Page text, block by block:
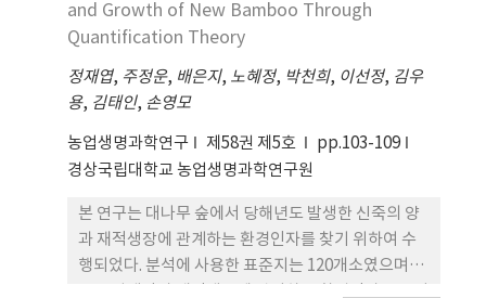
생장량을 산정하는데 활용하였다. 10년생일 때 재적
생장량은 소나무림 13.288 m3 ha-1, 상수리나무림
7.977 m3 ha-1로 나타났다. 도출된 재적생장량은 연
평균생장량(MAI)과 정기평균생장량(PAI)으로 재산
정하였는데, PAI는 탄소흡수량 산정에 활용된다. 재
적생장곡선에 따르면 소나무림은 8년생일 때 변곡점
(PAI 최고지점, 3.037 m3 ha-1가 나타났으나, 상수
리나무림은 아직 변곡점이 형성되지 않아 두 임분 간
생장패턴 차이가 확인되었다. 수종별 PAI를 활용하여
국제 지침인 IPCC GL 방법에 따라 탄소저장량과 흡
수량을 산정하였으며, 탄소량 산정에 필요한 수종별
and Growth of New Bamboo Through
Quantification Theory
정재엽, 주정운, 배은지, 노혜정, 박천희, 이선정, 김우
용, 김태인, 손영모
농업생명과학연구 제58권 제5호
pp.103-109
경상국립대학교 농업생명과학연구원
본 연구는 대나무 숲에서 당해년도 발생한 신죽의 양
과 재적생장에 관계하는 환경인자를 찾기 위하여 수
행되었다. 분석에 사용한 표준지는 120개소였으며,